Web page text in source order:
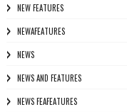
NEW FEATURES
NEWAFEATURES
NEWS
NEWS AND FEATURES
NEWS FEAFEATURES